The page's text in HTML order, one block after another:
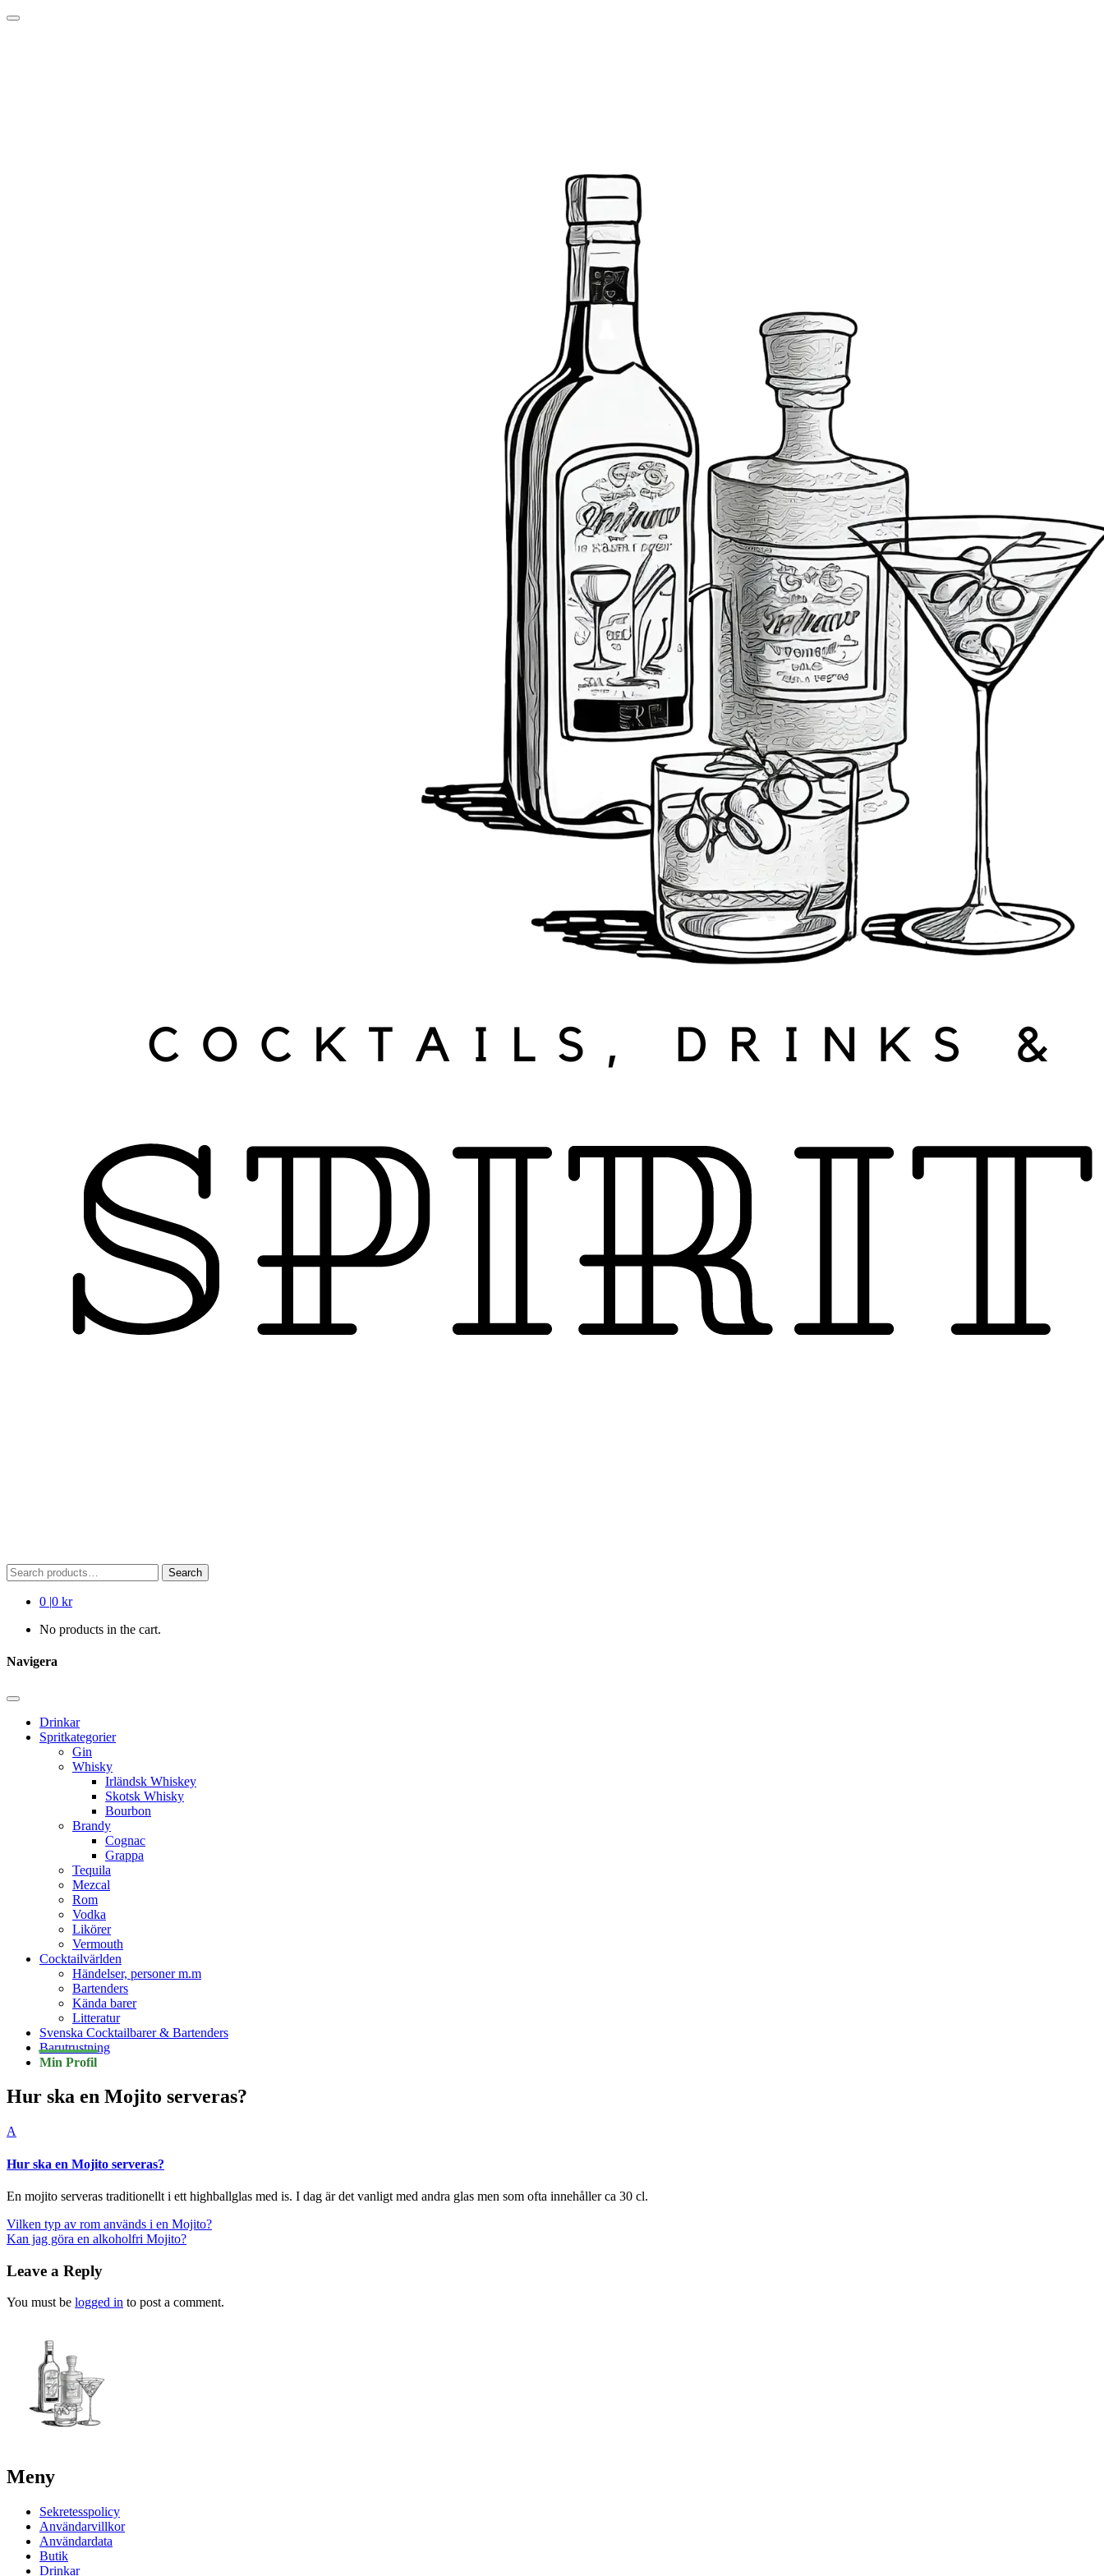
Skip
Search
for:
Search
0 |0 kr
No products in the cart.
Navigera
Drinkar
Spritkategorier
Gin
Whisky
Irländsk Whiskey
Skotsk Whisky
Bourbon
Brandy
Cognac
Grappa
Tequila
Mezcal
Rom
Vodka
Likörer
Vermouth
Cocktailvärlden
Händelser, personer m.m
Bartenders
Kända barer
Litteratur
Svenska Cocktailbarer & Bartenders
Barutrustning
Min Profil
Hur ska en Mojito serveras?
A
Hur ska en Mojito serveras?
En mojito serveras traditionellt i ett highballglas med is. I dag är det vanligt med andra glas men som ofta innehåller ca 30 cl.
Post
navigation
Vilken typ av rom används i en Mojito?
Kan jag göra en alkoholfri Mojito?
Leave a Reply
You must be logged in to post a comment.
Meny
Sekretesspolicy
Användarvillkor
Användardata
Butik
Drinkar